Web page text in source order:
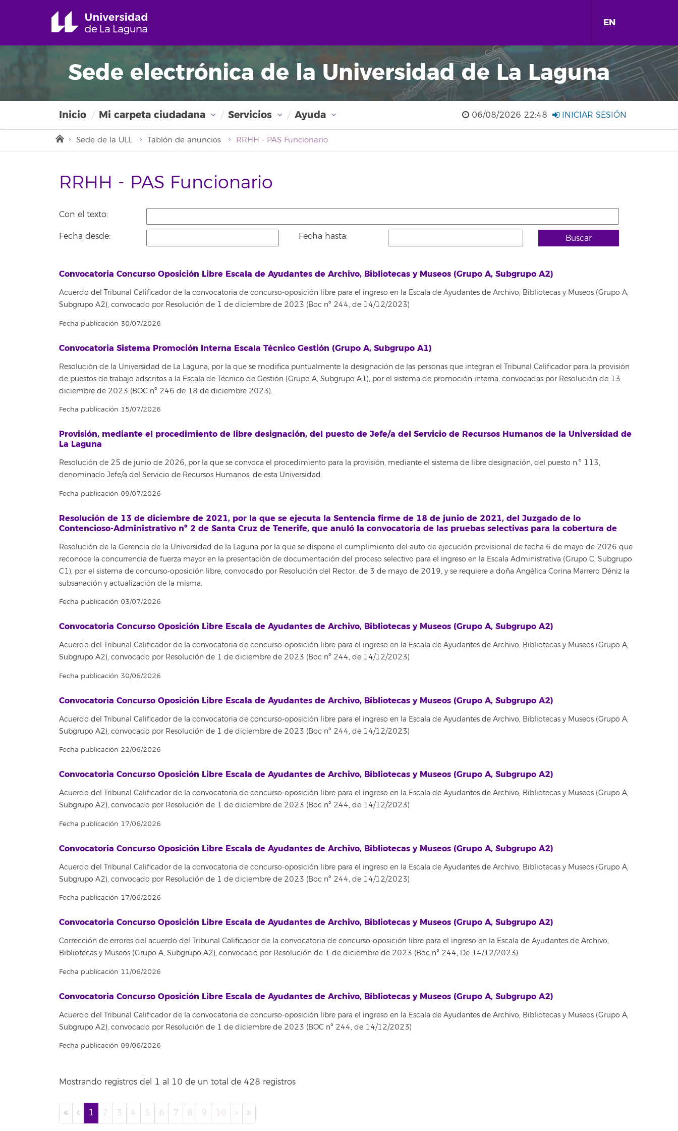
EN
Sede electrónica de la Universidad de La Laguna
Inicio Mi carpeta ciudadana Servicios Ayuda 06/08/2026 22:48 INICIAR SESIÓN
Sede de la ULL Tablón de anuncios RRHH - PAS Funcionario
RRHH - PAS Funcionario
Con el texto:
Fecha desde: Fecha hasta: Buscar
Convocatoria Concurso Oposición Libre Escala de Ayudantes de Archivo, Bibliotecas y Museos (Grupo A, Subgrupo A2)
Acuerdo del Tribunal Calificador de la convocatoria de concurso-oposición libre para el ingreso en la Escala de Ayudantes de Archivo, Bibliotecas y Museos (Grupo A,
Subgrupo A2), convocado por Resolución de 1 de diciembre de 2023 (Boc nº 244, de 14/12/2023)
Fecha publicación 30/07/2026
Convocatoria Sistema Promoción Interna Escala Técnico Gestión (Grupo A, Subgrupo A1)
Resolución de la Universidad de La Laguna, por la que se modifica puntualmente la designación de las personas que integran el Tribunal Calificador para la provisión
de puestos de trabajo adscritos a la Escala de Técnico de Gestión (Grupo A, Subgrupo A1), por el sistema de promoción interna, convocadas por Resolución de 13
diciembre de 2023 (BOC nº 246 de 18 de diciembre 2023).
Fecha publicación 15/07/2026
Provisión, mediante el procedimiento de libre designación, del puesto de Jefe/a del Servicio de Recursos Humanos de la Universidad de
La Laguna
Resolución de 25 de junio de 2026, por la que se convoca el procedimiento para la provisión, mediante el sistema de libre designación, del puesto n.º 113,
denominado Jefe/a del Servicio de Recursos Humanos, de esta Universidad.
Fecha publicación 09/07/2026
Resolución de 13 de diciembre de 2021, por la que se ejecuta la Sentencia firme de 18 de junio de 2021, del Juzgado de lo
Contencioso-Administrativo nº 2 de Santa Cruz de Tenerife, que anuló la convocatoria de las pruebas selectivas para la cobertura de
Resolución de la Gerencia de la Universidad de la Laguna por la que se dispone el cumplimiento del auto de ejecución provisional de fecha 6 de mayo de 2026 que
reconoce la concurrencia de fuerza mayor en la presentación de documentación del proceso selectivo para el ingreso en la Escala Administrativa (Grupo C, Subgrupo
C1), por el sistema de concurso-oposición libre, convocado por Resolución del Rector, de 3 de mayo de 2019, y se requiere a doña Angélica Corina Marrero Déniz la
subsanación y actualización de la misma.
Fecha publicación 03/07/2026
Convocatoria Concurso Oposición Libre Escala de Ayudantes de Archivo, Bibliotecas y Museos (Grupo A, Subgrupo A2)
Acuerdo del Tribunal Calificador de la convocatoria de concurso-oposición libre para el ingreso en la Escala de Ayudantes de Archivo, Bibliotecas y Museos (Grupo A,
Subgrupo A2), convocado por Resolución de 1 de diciembre de 2023 (Boc nº 244, de 14/12/2023)
Fecha publicación 30/06/2026
Convocatoria Concurso Oposición Libre Escala de Ayudantes de Archivo, Bibliotecas y Museos (Grupo A, Subgrupo A2)
Acuerdo del Tribunal Calificador de la convocatoria de concurso-oposición libre para el ingreso en la Escala de Ayudantes de Archivo, Bibliotecas y Museos (Grupo A,
Subgrupo A2), convocado por Resolución de 1 de diciembre de 2023 (Boc nº 244, de 14/12/2023)
Fecha publicación 22/06/2026
Convocatoria Concurso Oposición Libre Escala de Ayudantes de Archivo, Bibliotecas y Museos (Grupo A, Subgrupo A2)
Acuerdo del Tribunal Calificador de la convocatoria de concurso-oposición libre para el ingreso en la Escala de Ayudantes de Archivo, Bibliotecas y Museos (Grupo A,
Subgrupo A2), convocado por Resolución de 1 de diciembre de 2023 (Boc nº 244, de 14/12/2023)
Fecha publicación 17/06/2026
Convocatoria Concurso Oposición Libre Escala de Ayudantes de Archivo, Bibliotecas y Museos (Grupo A, Subgrupo A2)
Acuerdo del Tribunal Calificador de la convocatoria de concurso-oposición libre para el ingreso en la Escala de Ayudantes de Archivo, Bibliotecas y Museos (Grupo A,
Subgrupo A2), convocado por Resolución de 1 de diciembre de 2023 (Boc nº 244, de 14/12/2023)
Fecha publicación 17/06/2026
Convocatoria Concurso Oposición Libre Escala de Ayudantes de Archivo, Bibliotecas y Museos (Grupo A, Subgrupo A2)
Corrección de errores del acuerdo del Tribunal Calificador de la convocatoria de concurso-oposición libre para el ingreso en la Escala de Ayudantes de Archivo,
Bibliotecas y Museos (Grupo A, Subgrupo A2), convocado por Resolución de 1 de diciembre de 2023 (Boc nº 244, De 14/12/2023)
Fecha publicación 11/06/2026
Convocatoria Concurso Oposición Libre Escala de Ayudantes de Archivo, Bibliotecas y Museos (Grupo A, Subgrupo A2)
Acuerdo del Tribunal Calificador de la convocatoria de concurso-oposición libre para el ingreso en la Escala de Ayudantes de Archivo, Bibliotecas y Museos (Grupo A,
Subgrupo A2), convocado por Resolución de 1 de diciembre de 2023 (BOC nº 244, de 14/12/2023)
Fecha publicación 09/06/2026
Mostrando registros del 1 al 10 de un total de 428 registros
1 2 3 4 5 6 7 8 9 10